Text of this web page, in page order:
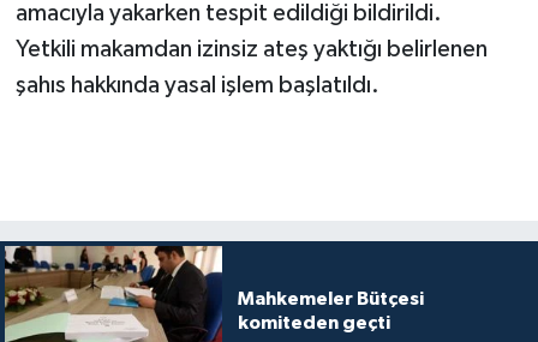
amacıyla yakarken tespit edildiği bildirildi.
Yetkili makamdan izinsiz ateş yaktığı belirlenen
şahıs hakkında yasal işlem başlatıldı.
Mahkemeler Bütçesi
komiteden geçti